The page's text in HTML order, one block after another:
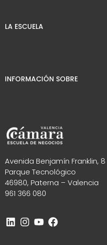
LA ESCUELA
INFORMACIÓN SOBRE
Avenida Benjamín Franklin, 8
Parque Tecnológico
46980, Paterna – Valencia
961 366 080